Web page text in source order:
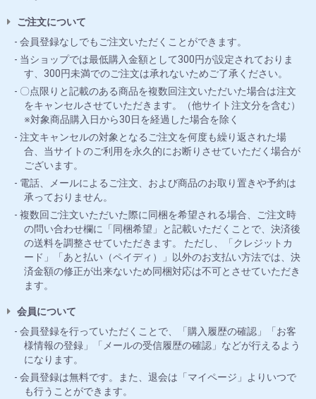
ご注文について
会員登録なしでもご注文いただくことができます。
当ショップでは最低購入金額として300円が設定されておりま
す、300円未満でのご注文は承れないためご了承ください。
〇点限りと記載のある商品を複数回注文いただいた場合は注文
をキャンセルさせていただきます。（他サイト注文分を含む）
※対象商品購入日から30日を経過した場合を除く
注文キャンセルの対象となるご注文を何度も繰り返された場
合、当サイトのご利用を永久的にお断りさせていただく場合が
ございます。
電話、メールによるご注文、および商品のお取り置きや予約は
承っておりません。
複数回ご注文いただいた際に同梱を希望される場合、ご注文時
の問い合わせ欄に「同梱希望」と記載いただくことで、決済後
の送料を調整させていただきます。 ただし、「クレジットカ
ード」「あと払い（ペイディ）」以外のお支払い方法では、決
済金額の修正が出来ないため同梱対応は不可とさせていただき
ます。
会員について
会員登録を行っていただくことで、「購入履歴の確認」「お客
様情報の登録」「メールの受信履歴の確認」などが行えるよう
になります。
会員登録は無料です。また、退会は「マイページ」よりいつで
も行うことができます。